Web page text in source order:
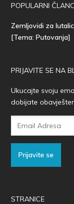
POPULARNI
Zemljovidi za
[Tema: Putovanja]
PRIJAVITE SE NA
Ukucajte svoju
dobijate
Prijavite se
STRANICE